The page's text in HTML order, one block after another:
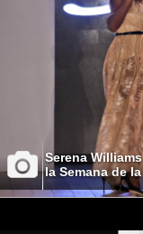
Serena
la Semana de